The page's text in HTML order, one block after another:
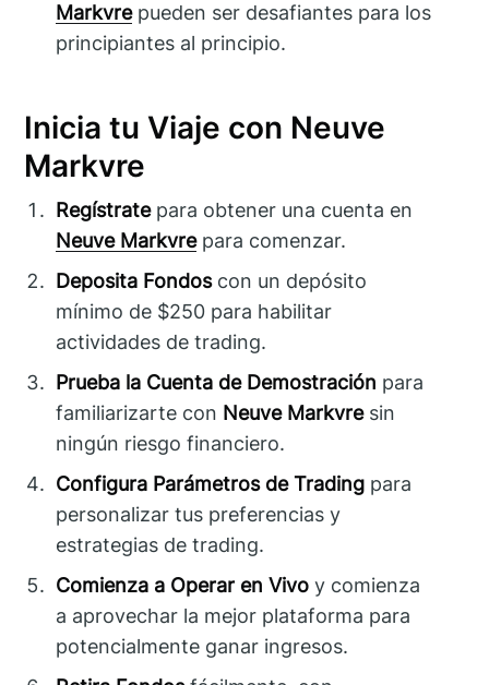
Markvrepueden ser desafiantes para los
principiantes al principio.
Inicia tu Viaje con Neuve
Markvre
Regístratepara obtener una cuenta en
Neuve Markvrepara comenzar.
Deposita Fondoscon un depósito
mínimo de $250 para habilitar
actividades de trading.
Prueba la Cuenta de Demostración para
familiarizarte con Neuve Markvresin
ningún riesgo financiero.
Configura Parámetros de Trading para
personalizar tus preferencias y
estrategias de trading.
Comienza a Operar en Vivo y comienza
a aprovechar la mejor plataforma para
potencialmente ganar ingresos.